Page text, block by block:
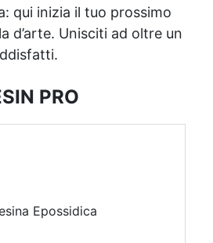
qui inizia il tuo prossimo
d’arte. Unisciti ad oltre un
PRO